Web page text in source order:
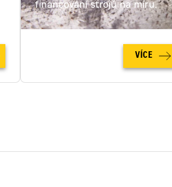
financování strojů na míru.
VÍCE